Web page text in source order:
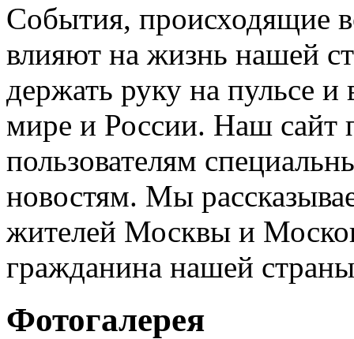
События, происходящие
влияют на жизнь нашей
держать руку на пульсе и
мире и России. Наш сайт
пользователям
новостям. Мы
жителей Москвы и
гражданина нашей
Фотогалерея